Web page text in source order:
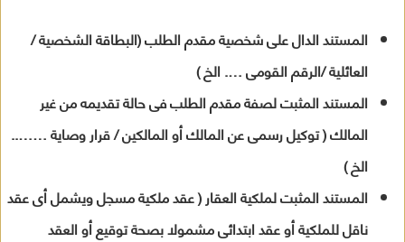
المستند الدال على شخصية مقدم الطلب (البطاقة الشخصية /
العائلية /الرقم القومى …. الخ )
المستند المثبت لصفة مقدم الطلب فى حالة تقديمه من غير
المالك ( توكيل رسمى عن المالك أو المالكين / قرار وصاية ……..
الخ )
المستند المثبت لملكية العقار ( عقد ملكية مسجل ويشمل أى عقد
ناقل للملكية أو عقد ابتدائى مشمولا بصحة توقيع أو العقد